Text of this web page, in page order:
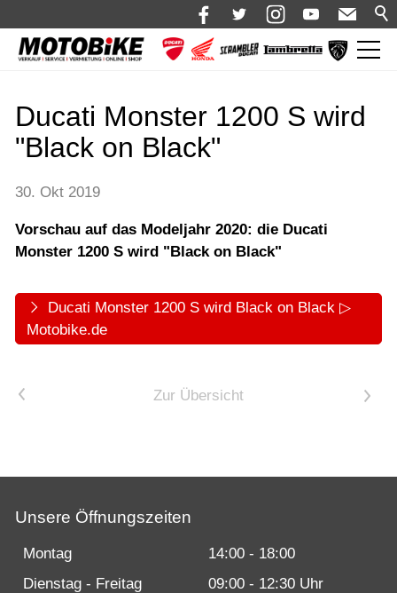
Aktuelles
Termine & Veranstaltungen
Motorrad mieten
Service
Datenschutz
Ducati Monster 1200 S wird
"Black on Black"
30. Okt 2019
Vorschau auf das Modeljahr 2020: die Ducati
Monster 1200 S wird "Black on Black"
Ducati Monster 1200 S wird Black on Black ▷
Motobike.de
< Zur Übersicht >
Unsere Öffnungszeiten
Montag
14:00 - 18:00
Dienstag - Freitag
09:00 - 12:30 Uhr